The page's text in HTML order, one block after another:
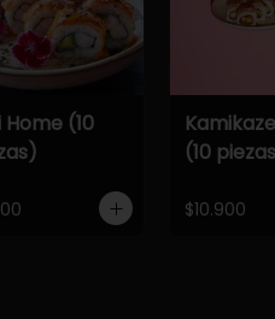
Home (10
(10
$10.900